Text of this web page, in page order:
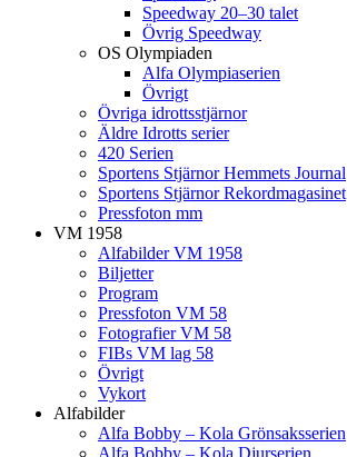
Speedway 20–30 talet
Övrig Speedway
OS Olympiaden
Alfa Olympiaserien
Övrigt
Övriga idrottsstjärnor
Äldre Idrotts serier
420 Serien
Sportens Stjärnor Hemmets Journal
Sportens Stjärnor Rekordmagasinet
Pressfoton mm
VM 1958
Alfabilder VM 1958
Biljetter
Program
Pressfoton VM 58
Fotografier VM 58
FIBs VM lag 58
Övrigt
Vykort
Alfabilder
Alfa Bobby – Kola Grönsaksserien